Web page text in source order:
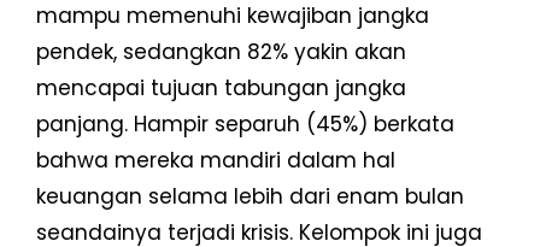
mampu memenuhi kewajiban jangka
pendek, sedangkan 82% yakin akan
mencapai tujuan tabungan jangka
panjang. Hampir separuh (45%) berkata
bahwa mereka mandiri dalam hal
keuangan selama lebih dari enam bulan
seandainya terjadi krisis. Kelompok ini juga